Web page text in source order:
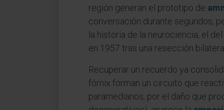
región generan el prototipo de
conversación durante segundos,
la historia de la neurociencia, el
en 1957 tras una resección
Recuperar un recuerdo ya
fórnix forman un circuito que
paramedianos, por el daño que